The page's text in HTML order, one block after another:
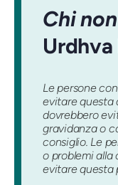
Chi
Urdhva
Le persone
evitare questa
dovrebbero
gravidanza o
consiglio. Le
o problemi alla
evitare questa